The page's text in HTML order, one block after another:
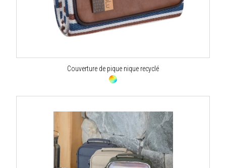
Couverture de pique nique recyclé